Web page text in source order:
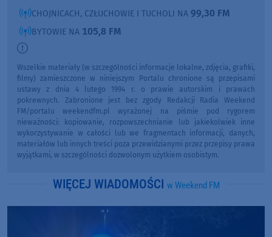
CHOJNICACH, CZŁUCHOWIE I TUCHOLI NA 99,30 FM
BYTOWIE NA 105,8 FM
Wszelkie materiały (w szczególności informacje lokalne, zdjęcia, grafiki,
filmy) zamieszczone w niniejszym Portalu chronione są przepisami
ustawy z dnia 4 lutego 1994 r. o prawie autorskim i prawach
pokrewnych. Zabronione jest bez zgody Redakcji Radia Weekend
FM/portalu weekendfm.pl wyrażonej na piśmie pod rygorem
nieważności: kopiowanie, rozpowszechnianie lub jakiekolwiek inne
wykorzystywanie w całości lub we fragmentach informacji, danych,
materiałów lub innych treści poza przewidzianymi przez przepisy prawa
wyjątkami, w szczególności dozwolonym użytkiem osobistym.
WIĘCEJ WIADOMOŚCI w Weekend FM